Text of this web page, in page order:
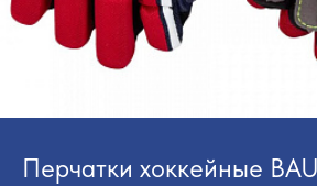
Перчатки хоккейные